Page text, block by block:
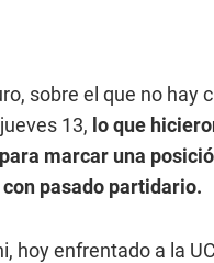
sobre el que no hay
13, lo que
marcar una
pasado partidario.
hoy enfrentado a la